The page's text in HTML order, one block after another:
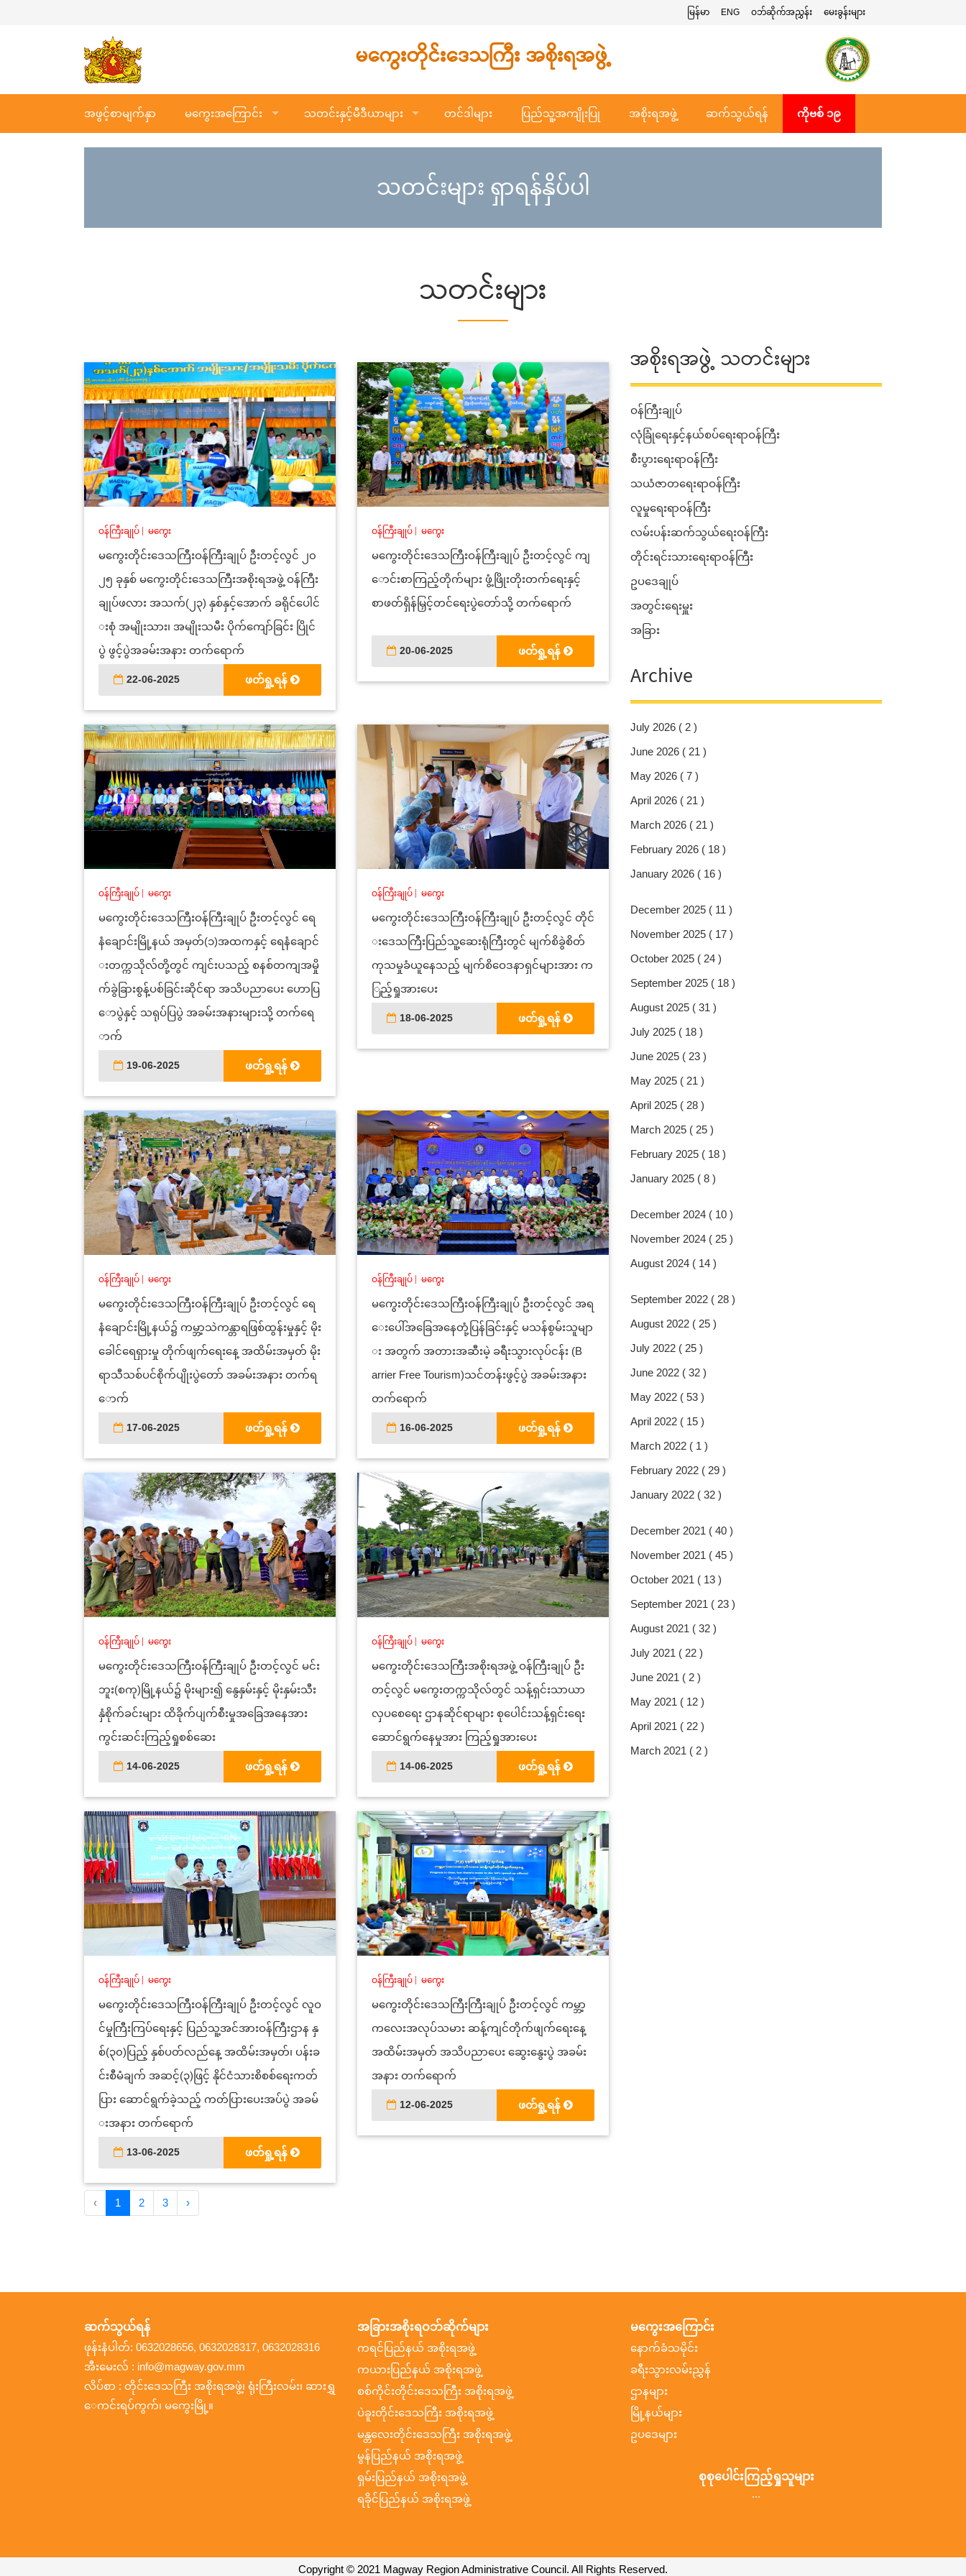
မေးခွန်းများ
ဝဘ်ဆိုက်အညွှန်း
ENG
မြန်မာ
မကွေးတိုင်းဒေသကြီး အစိုးရအဖွဲ့
အဖွင့်စာမျက်နှာ မကွေးအကြောင်း သတင်းနှင့်မီဒီယာများ တင်ဒါများ ပြည်သူ့အကျိုးပြု အစိုးရအဖွဲ့ ဆက်သွယ်ရန် ကိုဗစ် ၁၉
သတင်းများ ရှာရန်နှိပ်ပါ
သတင်းများ
ဝန်ကြီးချုပ် မကွေး
မကွေးတိုင်းဒေသကြီးဝန်ကြီးချုပ် ဦးတင့်လွင် ၂၀
၂၅ ခုနှစ် မကွေးတိုင်းဒေသကြီးအစိုးရအဖွဲ့ ဝန်ကြီး
ချုပ်ဖလား အသက်(၂၃) နှစ်နှင့်အောက် ခရိုင်ပေါင်
းစုံ အမျိုးသား၊ အမျိုးသမီး ပိုက်ကျော်ခြင်း ပြိုင်
ပွဲ ဖွင့်ပွဲအခမ်းအနား တက်ရောက်
22-06-2025 ဖတ်ရှု့ရန်
ဝန်ကြီးချုပ် မကွေး
မကွေးတိုင်းဒေသကြီးဝန်ကြီးချုပ် ဦးတင့်လွင် ကျ
ောင်းစာကြည့်တိုက်များ ဖွံ့ဖြိုးတိုးတက်ရေးနှင့်
စာဖတ်ရှိန်မြှင့်တင်ရေးပွဲတော်သို့ တက်ရောက်
20-06-2025 ဖတ်ရှု့ရန်
ဝန်ကြီးချုပ် မကွေး
မကွေးတိုင်းဒေသကြီးဝန်ကြီးချုပ် ဦးတင့်လွင် ရေ
နံချောင်းမြို့နယ် အမှတ်(၁)အထကနှင့် ရေနံချောင်
းတက္ကသိုလ်တို့တွင် ကျင်းပသည့် စနစ်တကျအမှို
က်ခွဲခြားစွန့်ပစ်ခြင်းဆိုင်ရာ အသိပညာပေး ဟောပြ
ောပွဲနှင့် သရုပ်ပြပွဲ အခမ်းအနားများသို့ တက်ရေ
ာက်
19-06-2025 ဖတ်ရှု့ရန်
ဝန်ကြီးချုပ် မကွေး
မကွေးတိုင်းဒေသကြီးဝန်ကြီးချုပ် ဦးတင့်လွင် တိုင်
းဒေသကြီးပြည်သူ့ဆေးရုံကြီးတွင် မျက်စိခွဲစိတ်
ကုသမှုခံယူနေသည့် မျက်စိဝေဒနာရှင်များအား က
ြည့်ရှုအားပေး
18-06-2025 ဖတ်ရှု့ရန်
ဝန်ကြီးချုပ် မကွေး
မကွေးတိုင်းဒေသကြီးဝန်ကြီးချုပ် ဦးတင့်လွင် ရေ
နံချောင်းမြို့နယ်၌ ကမ္ဘာ့သဲကန္တာရဖြစ်ထွန်းမှုနှင့် မိုး
ခေါင်ရေရှားမှု တိုက်ဖျက်ရေးနေ့ အထိမ်းအမှတ် မိုး
ရာသီသစ်ပင်စိုက်ပျိုးပွဲတော် အခမ်းအနား တက်ရ
ောက်
17-06-2025 ဖတ်ရှု့ရန်
ဝန်ကြီးချုပ် မကွေး
မကွေးတိုင်းဒေသကြီးဝန်ကြီးချုပ် ဦးတင့်လွင် အရ
ေးပေါ်အခြေအနေတုံ့ပြန်ခြင်းနှင့် မသန်စွမ်းသူမျာ
း အတွက် အတားအဆီးမဲ့ ခရီးသွားလုပ်ငန်း (B
arrier Free Tourism)သင်တန်းဖွင့်ပွဲ အခမ်းအနား
တက်ရောက်
16-06-2025 ဖတ်ရှု့ရန်
ဝန်ကြီးချုပ် မကွေး
မကွေးတိုင်းဒေသကြီးဝန်ကြီးချုပ် ဦးတင့်လွင် မင်း
ဘူး(စကု)မြို့နယ်၌ မိုးများ၍ နွေနှမ်းနှင့် မိုးနှမ်းသီး
နှံစိုက်ခင်းများ ထိခိုက်ပျက်စီးမှုအခြေအနေအား
ကွင်းဆင်းကြည့်ရှုစစ်ဆေး
14-06-2025 ဖတ်ရှု့ရန်
ဝန်ကြီးချုပ် မကွေး
မကွေးတိုင်းဒေသကြီးအစိုးရအဖွဲ့ ဝန်ကြီးချုပ် ဦး
တင့်လွင် မကွေးတက္ကသိုလ်တွင် သန့်ရှင်းသာယာ
လှပစေရေး ဌာနဆိုင်ရာများ စုပေါင်းသန့်ရှင်းရေး
ဆောင်ရွက်နေမှုအား ကြည့်ရှုအားပေး
14-06-2025 ဖတ်ရှု့ရန်
ဝန်ကြီးချုပ် မကွေး
မကွေးတိုင်းဒေသကြီးဝန်ကြီးချုပ် ဦးတင့်လွင် လူဝ
င်မှုကြီးကြပ်ရေးနှင့် ပြည်သူ့အင်အားဝန်ကြီးဌာန နှ
စ်(၃၀)ပြည့် နှစ်ပတ်လည်နေ့ အထိမ်းအမှတ်၊ ပန်းခ
င်းစီမံချက် အဆင့်(၃)ဖြင့် နိုင်ငံသားစိစစ်ရေးကတ်
ပြား ဆောင်ရွက်ခဲ့သည့် ကတ်ပြားပေးအပ်ပွဲ အခမ်
းအနား တက်ရောက်
13-06-2025 ဖတ်ရှု့ရန်
ဝန်ကြီးချုပ် မကွေး
မကွေးတိုင်းဒေသကြီးကြီးချုပ် ဦးတင့်လွင် ကမ္ဘာ့
ကလေးအလုပ်သမား ဆန့်ကျင်တိုက်ဖျက်ရေးနေ့
အထိမ်းအမှတ် အသိပညာပေး ဆွေးနွေးပွဲ အခမ်း
အနား တက်ရောက်
12-06-2025 ဖတ်ရှု့ရန်
‹ 1 2 3 ›
အစိုးရအဖွဲ့ သတင်းများ
ဝန်ကြီးချုပ်
လုံခြုံရေးနှင့်နယ်စပ်ရေးရာဝန်ကြီး
စီးပွားရေးရာဝန်ကြီး
သယံဇာတရေးရာဝန်ကြီး
လူမှုရေးရာဝန်ကြီး
လမ်းပန်းဆက်သွယ်ရေးဝန်ကြီး
တိုင်းရင်းသားရေးရာဝန်ကြီး
ဥပဒေချုပ်
အတွင်းရေးမှူး
အခြား
Archive
July 2026 ( 2 )
June 2026 ( 21 )
May 2026 ( 7 )
April 2026 ( 21 )
March 2026 ( 21 )
February 2026 ( 18 )
January 2026 ( 16 )
December 2025 ( 11 )
November 2025 ( 17 )
October 2025 ( 24 )
September 2025 ( 18 )
August 2025 ( 31 )
July 2025 ( 18 )
June 2025 ( 23 )
May 2025 ( 21 )
April 2025 ( 28 )
March 2025 ( 25 )
February 2025 ( 18 )
January 2025 ( 8 )
December 2024 ( 10 )
November 2024 ( 25 )
August 2024 ( 14 )
September 2022 ( 28 )
August 2022 ( 25 )
July 2022 ( 25 )
June 2022 ( 32 )
May 2022 ( 53 )
April 2022 ( 15 )
March 2022 ( 1 )
February 2022 ( 29 )
January 2022 ( 32 )
December 2021 ( 40 )
November 2021 ( 45 )
October 2021 ( 13 )
September 2021 ( 23 )
August 2021 ( 32 )
July 2021 ( 22 )
June 2021 ( 2 )
May 2021 ( 12 )
April 2021 ( 22 )
March 2021 ( 2 )
ဆက်သွယ်ရန်
ဖုန်းနံပါတ်: 0632028656, 0632028317, 0632028316
အီးမေးလ် : info@magway.gov.mm
လိပ်စာ : တိုင်းဒေသကြီး အစိုးရအဖွဲ့၊ ရုံးကြီးလမ်း၊ ဆားရွှ
ေကင်းရပ်ကွက်၊ မကွေးမြို့။
အခြားအစိုးရဝဘ်ဆိုက်များ
ကရင်ပြည်နယ် အစိုးရအဖွဲ့
ကယားပြည်နယ် အစိုးရအဖွဲ့
စစ်ကိုင်းတိုင်းဒေသကြီး အစိုးရအဖွဲ့
ပဲခူးတိုင်းဒေသကြီး အစိုးရအဖွဲ့
မန္တလေးတိုင်းဒေသကြီး အစိုးရအဖွဲ့
မွန်ပြည်နယ် အစိုးရအဖွဲ့
ရှမ်းပြည်နယ် အစိုးရအဖွဲ့
ရခိုင်ပြည်နယ် အစိုးရအဖွဲ့
မကွေးအကြောင်း
နောက်ခံသမိုင်း
ခရီးသွားလမ်းညွှန်
ဌာနများ
မြို့နယ်များ
ဥပဒေများ
စုစုပေါင်းကြည့်ရှုသူများ
...
Copyright © 2021 Magway Region Administrative Council. All Rights Reserved.